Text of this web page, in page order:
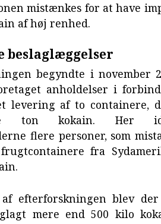
mistænkes for at have
af høj renhed.
beslaglæggelser
begyndte i november
anholdelser i
levering af to containere,
ton kokain. Her
flere personer, som
fra
af efterforskningen blev
mere end 500 kilo